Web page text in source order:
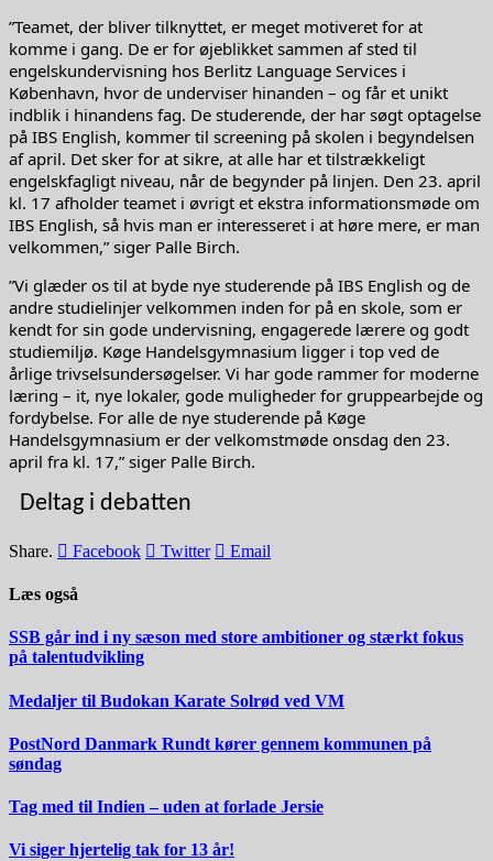
”Teamet, der bliver tilknyttet, er meget motiveret for at
komme i gang. De er for øjeblikket sammen af sted til
engelskundervisning hos Berlitz Language Services i
København, hvor de underviser hinanden – og får et unikt
indblik i hinandens fag. De studerende, der har søgt optagelse
på IBS English, kommer til screening på skolen i begyndelsen
af april. Det sker for at sikre, at alle har et tilstrækkeligt
engelskfagligt niveau, når de begynder på linjen. Den 23. april
kl. 17 afholder teamet i øvrigt et ekstra informationsmøde om
IBS English, så hvis man er interesseret i at høre mere, er man
velkommen,” siger Palle Birch.
”Vi glæder os til at byde nye studerende på IBS English og de
andre studielinjer velkommen inden for på en skole, som er
kendt for sin gode undervisning, engagerede lærere og godt
studiemiljø. Køge Handelsgymnasium ligger i top ved de
årlige trivselsundersøgelser. Vi har gode rammer for moderne
læring – it, nye lokaler, gode muligheder for gruppearbejde og
fordybelse. For alle de nye studerende på Køge
Handelsgymnasium er der velkomstmøde onsdag den 23.
april fra kl. 17,” siger Palle Birch.
Deltag i debatten
Share. Facebook Twitter Email
Læs også
SSB går ind i ny sæson med store ambitioner og stærkt fokus
på talentudvikling
Medaljer til Budokan Karate Solrød ved VM
PostNord Danmark Rundt kører gennem kommunen på
søndag
Tag med til Indien – uden at forlade Jersie
Vi siger hjertelig tak for 13 år!